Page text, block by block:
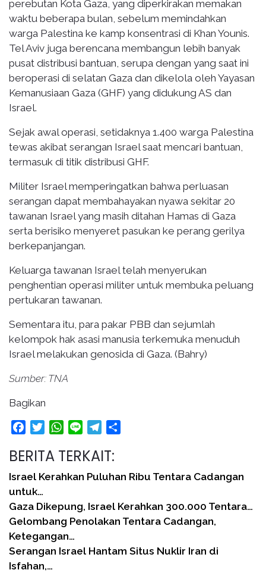
perebutan Kota Gaza, yang diperkirakan memakan
waktu beberapa bulan, sebelum memindahkan
warga Palestina ke kamp konsentrasi di Khan Younis.
Tel Aviv juga berencana membangun lebih banyak
pusat distribusi bantuan, serupa dengan yang saat ini
beroperasi di selatan Gaza dan dikelola oleh Yayasan
Kemanusiaan Gaza (GHF) yang didukung AS dan
Israel.
Sejak awal operasi, setidaknya 1.400 warga Palestina
tewas akibat serangan Israel saat mencari bantuan,
termasuk di titik distribusi GHF.
Militer Israel memperingatkan bahwa perluasan
serangan dapat membahayakan nyawa sekitar 20
tawanan Israel yang masih ditahan Hamas di Gaza
serta berisiko menyeret pasukan ke perang gerilya
berkepanjangan.
Keluarga tawanan Israel telah menyerukan
penghentian operasi militer untuk membuka peluang
pertukaran tawanan.
Sementara itu, para pakar PBB dan sejumlah
kelompok hak asasi manusia terkemuka menuduh
Israel melakukan genosida di Gaza. (Bahry)
Sumber: TNA
Bagikan
FacebookTwitterWhatsApp
Line Telegram
BERITA TERKAIT:
Israel Kerahkan Puluhan Ribu Tentara Cadangan
untuk…
Gaza Dikepung, Israel Kerahkan 300.000 Tentara…
Gelombang Penolakan Tentara Cadangan,
Ketegangan…
Serangan Israel Hantam Situs Nuklir Iran di
Isfahan,…